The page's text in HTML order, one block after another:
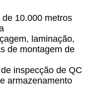
10.000 metros
laminação,
de montagem de
inspecção de QC
armazenamento